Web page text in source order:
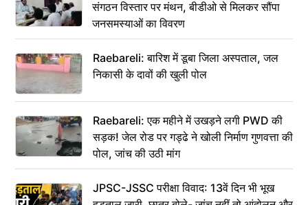
संगठन विस्तार पर मंथन, बीडीओ से मिलकर सौंपा
जनसमस्याओं का विवरण
Raebareli: बारिश में डूबा जिला अस्पताल, जल
निकासी के दावों की खुली पोल
Raebareli: एक महीने में उखड़ने लगी PWD की
सड़क! जेल रोड पर गड्ढे ने खोली निर्माण गुणवत्ता की
पोल, जांच की उठी मांग
JPSC-JSSC परीक्षा विवाद: 13वें दिन भी भूख